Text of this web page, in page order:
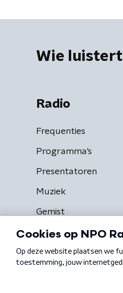
Wie luistert
Radio
Frequenties
Programma's
Presentatoren
Muziek
Gemist
Algemene voorwaarden